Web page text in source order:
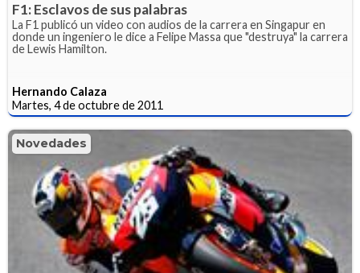
F1: Esclavos de sus palabras
La F1 publicó un video con audios de la carrera en Singapur en
donde un ingeniero le dice a Felipe Massa que "destruya" la carrera
de Lewis Hamilton.
Hernando Calaza
Martes, 4 de octubre de 2011
Novedades